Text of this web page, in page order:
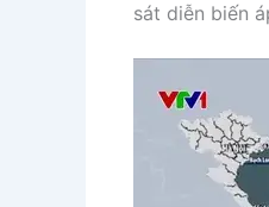
sát diễn biến